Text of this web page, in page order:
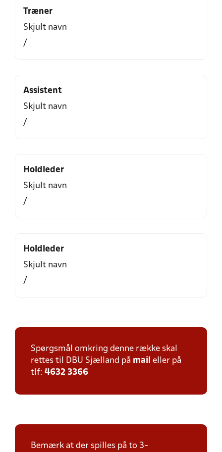
Træner
Skjult navn
/
Assistent
Skjult navn
/
Holdleder
Skjult navn
/
Holdleder
Skjult navn
/
Spørgsmål omkring denne række skal
rettes til DBU Sjælland på mail eller på
tlf: 4632 3366
Bemærk at der spilles på to 3-